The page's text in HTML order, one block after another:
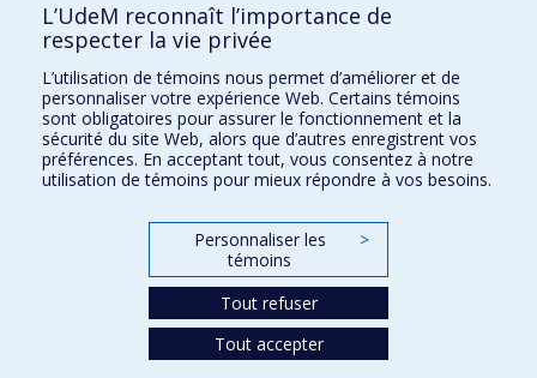
Kinésiologie et des sciences de l’activité physique
Orthophonie et audiologie
Réadaptation
Directions
DPC
CPASS
L’UdeM reconnaît l’importance de
respecter la vie privée
L’utilisation de témoins nous permet d’améliorer et de
personnaliser votre expérience Web. Certains témoins
sont obligatoires pour assurer le fonctionnement et la
sécurité du site Web, alors que d’autres enregistrent vos
préférences. En acceptant tout, vous consentez à notre
utilisation de témoins pour mieux répondre à vos besoins.
Personnaliser les
témoins
>
Tout refuser
Tout accepter